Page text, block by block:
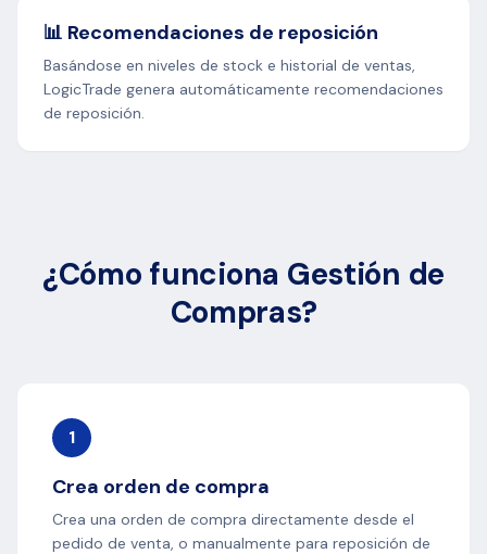
📊 Recomendaciones de reposición
Basándose en niveles de stock e historial de ventas,
LogicTrade genera automáticamente recomendaciones
de reposición.
¿Cómo funciona Gestión de
Compras?
1
Crea orden de compra
Crea una orden de compra directamente desde el
pedido de venta, o manualmente para reposición de